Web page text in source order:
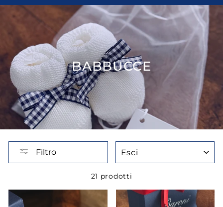
BABBUCCE
Filtro
21 prodotti